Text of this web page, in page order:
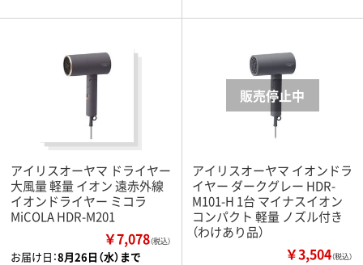
アイリスオーヤマ ドライヤー
大風量 軽量 イオン 遠赤外線
イオンドライヤー ミコラ
MiCOLA HDR-M201
￥7,078（税込）
お届け日：8月26日（水）まで
アイリスオーヤマ イオンドラ
イヤー ダークグレー HDR-
M101-H 1台 マイナスイオン
コンパクト 軽量 ノズル付き
（わけあり品）
￥3,504（税込）